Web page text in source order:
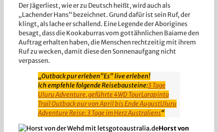
Der Jägerliest, wie er zu Deutsch heißt, wird auch als
„Lachender Hans“ bezeichnet. Grund dafür ist sein Ruf, der
klingt, als lache er schallend. Eine Legende der Aborigines
besagt, dass die Kookaburras vom gottähnlichen Baiame den
Auftrag erhalten haben, die Menschen rechtzeitig mit ihrem
Ruf zu wecken, damit diese den Sonnenaufgang nicht
verpassen.
Outback pur erleben"Es" live erleben!
Ich empfehle folgende Reisebausteine:3 Tage
Uluru Adventure, geführte 4WD TourLarapinta
Trail Outback pur von April bis Ende AugustUluru
Adventure Reise: 3 Tage im Herz Australiens
Horst von